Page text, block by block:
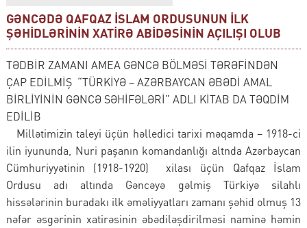
GƏNCƏDƏ QAFQAZ İSLAM ORDUSUNUN İLK
ŞƏHİDLƏRİNİN XATİRƏ ABİDƏSİNİN AÇILIŞI OLUB
TƏDBİR ZAMANI AMEA GƏNCƏ BÖLMƏSİ TƏRƏFİNDƏN
ÇAP EDİLMİŞ “TÜRKİYƏ – AZƏRBAYCAN ƏBƏDİ AMAL
BİRLİYİNİN GƏNCƏ SƏHİFƏLƏRİ” ADLI KİTAB DA TƏQDİM
EDİLİB
Millətimizin taleyi üçün həlledici tarixi məqamda – 1918-ci
ilin iyununda, Nuri paşanın komandanlığı altnda Azərbaycan
Cümhuriyyətinin (1918-1920) xilası üçün Qafqaz İslam
Ordusu adı altında Gəncəyə gəlmiş Türkiyə silahlı
hissələrinin buradakı ilk əməliyyatları zamanı şəhid olmuş 13
nəfər əsgərinin xatirəsinin əbədiləşdirilməsi naminə həmin